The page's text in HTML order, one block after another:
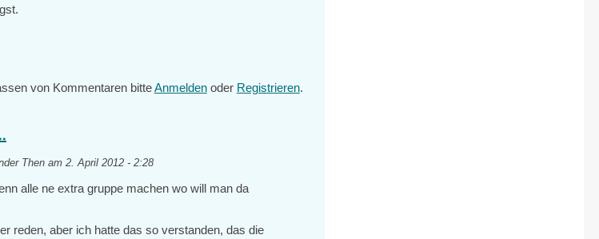
von Kommentaren bitteAnmeldenoder Registrieren.
Then am 2. April 2012 - 2:28
alle ne extra gruppe machen wo will man da
reden, aber ich hatte das so verstanden, das die